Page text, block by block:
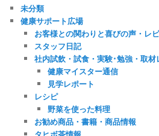
未分類
健康サポート広場
お客様との関わりと喜びの声・レ
スタッフ日記
社内試飲・試食・実験･勉強・取材
健康マイスター通信
見学レポート
レシピ
野菜を使った料理
お勧め商品・書籍・商品情報